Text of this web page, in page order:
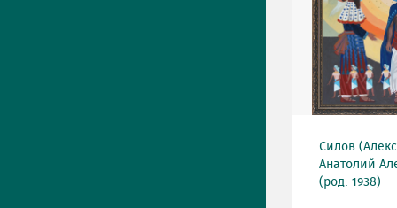
Силов
Анатолий
(род. 1938)